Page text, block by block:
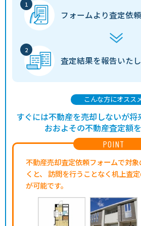
フォームより査定依
査定結果を報告いた
POINT
不動産売却査定依頼フォームで対
くと、
訪問を行うことなく机上査
が可能です。
こんな方にオスス
すぐには不動産を売却しないが将
おおよその不動産査定額